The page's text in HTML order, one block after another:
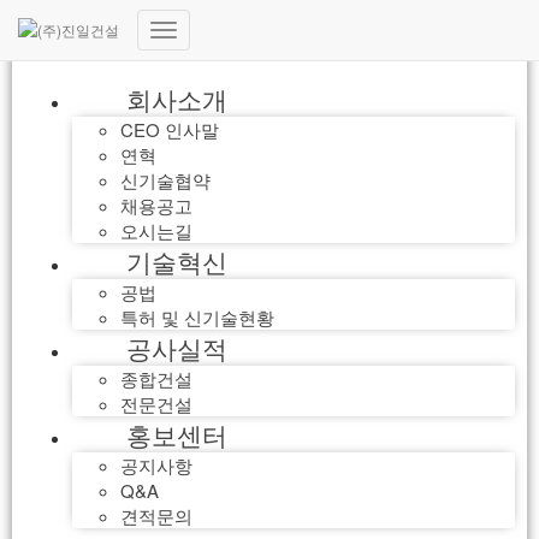
내
게
이
션
토
글
회사소개
CEO 인사말
연혁
신기술협약
채용공고
오시는길
기술혁신
공법
특허 및 신기술현황
공사실적
종합건설
전문건설
홍보센터
공지사항
Q&A
견적문의